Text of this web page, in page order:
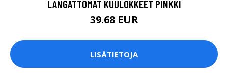
LANGATTOMAT KUULOKKEET PINKKI
39.68 EUR
LISÄTIETOJA